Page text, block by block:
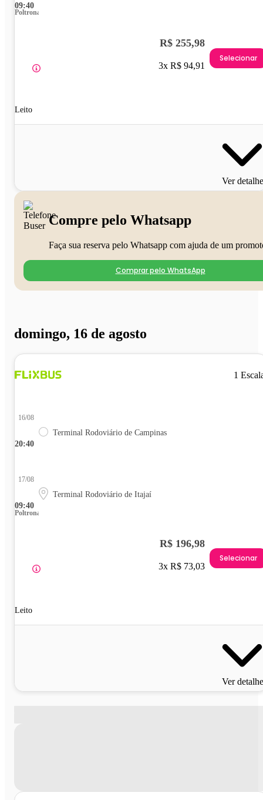
09:40
Poltrona
Leito
R$ 255,98
3x R$ 94,91
Selecionar
Ver
Compre pelo Whatsapp
Faça sua reserva pelo Whatsapp com ajuda de um
Comprar pelo WhatsApp
domingo, 16 de agosto
1
20:40
16/08
Terminal Rodoviário de Campinas
09:40
17/08
Terminal Rodoviário de Itajaí
Poltrona
Leito
R$ 196,98
3x R$ 73,03
Selecionar
Ver